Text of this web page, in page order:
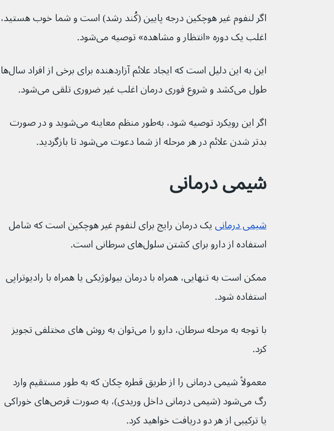
اگر لنفوم غیر هوچکین درجه پایین (کُند رشد) است و شما خوب هستید،
اغلب یک دوره «انتظار و مشاهده» توصیه می‌شود.
این به این دلیل است که ایجاد علائم آزاردهنده برای برخی از افراد سال‌ها
طول می‌کشد و شروع فوری درمان اغلب غیر ضروری تلقی می‌شود.
اگر این رویکرد توصیه شود، به‌طور منظم معاینه می‌شوید و در صورت
بدتر شدن علائم در هر مرحله از شما دعوت می‌شود تا بازگردید.
شیمی درمانی
شیمی درمانی یک درمان رایج برای لنفوم غیر هوچکین است که شامل
استفاده از دارو برای کشتن سلول‌های سرطانی است.
ممکن است به تنهایی، همراه با درمان بیولوژیکی یا همراه با رادیوتراپی
استفاده شود.
با توجه به مرحله سرطان، دارو را می‌توان به روش های مختلفی تجویز
کرد.
معمولاً شیمی درمانی را از طریق قطره چکان که به طور مستقیم وارد
رگ می‌شود (شیمی درمانی داخل وریدی)، به صورت قرص‌های خوراکی
یا ترکیبی از هر دو دریافت خواهید کرد.